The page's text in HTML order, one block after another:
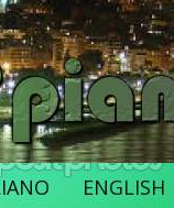
ENGLISH